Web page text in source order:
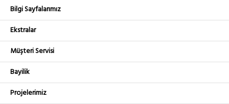
Bilgi Sayfalarımız
Ekstralar
Müşteri Servisi
Bayilik
Projelerimiz